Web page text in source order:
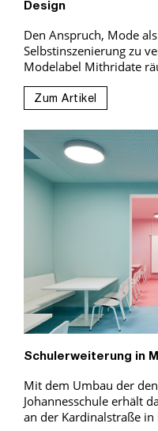
Design
Den Anspruch, Mode
Selbstinszenierung zu
Modelabel Mithridate
Zum Artikel
Schulerweiterung in
Mit dem Umbau der
Johannesschule erhält
an der Kardinalstraße